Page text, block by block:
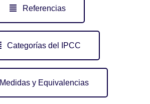
Referencias
Categorías del IPCC
Medidas y Equivalencias